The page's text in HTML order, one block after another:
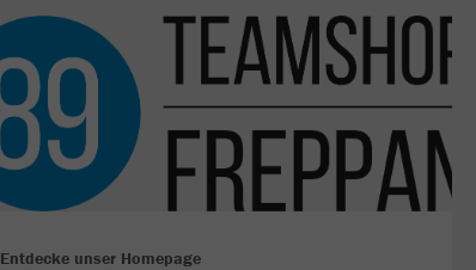
Entdecke unser Homepage